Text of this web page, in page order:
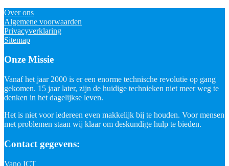
Over ons
Algemene voorwaarden
Privacyverklaring
Sitemap
Onze Missie
Vanaf het jaar 2000 is er een enorme technische revolutie op gang
gekomen. 15 jaar later, zijn de huidige technieken niet meer weg te
denken in het dagelijkse leven.
Het is niet voor iedereen even makkelijk bij te houden. Voor mensen
met problemen staan wij klaar om deskundige hulp te bieden.
Contact gegevens:
Vano ICT